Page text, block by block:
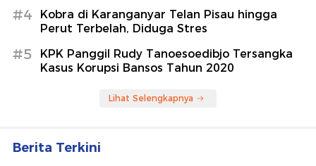
#4
Kobra di Karanganyar Telan Pisau hingga
Perut Terbelah, Diduga Stres
#5
KPK Panggil Rudy Tanoesoedibjo Tersangka
Kasus Korupsi Bansos Tahun 2020
Lihat Selengkapnya
Berita Terkini